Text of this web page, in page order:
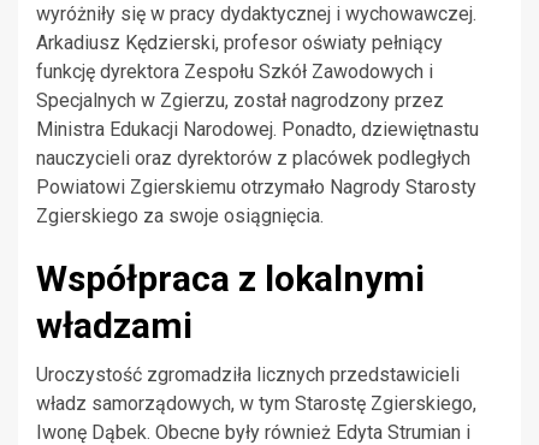
wyróżniły się w pracy dydaktycznej i wychowawczej.
Arkadiusz Kędzierski, profesor oświaty pełniący
funkcję dyrektora Zespołu Szkół Zawodowych i
Specjalnych w Zgierzu, został nagrodzony przez
Ministra Edukacji Narodowej. Ponadto, dziewiętnastu
nauczycieli oraz dyrektorów z placówek podległych
Powiatowi Zgierskiemu otrzymało Nagrody Starosty
Zgierskiego za swoje osiągnięcia.
Współpraca z lokalnymi
władzami
Uroczystość zgromadziła licznych przedstawicieli
władz samorządowych, w tym Starostę Zgierskiego,
Iwonę Dąbek. Obecne były również Edyta Strumian i